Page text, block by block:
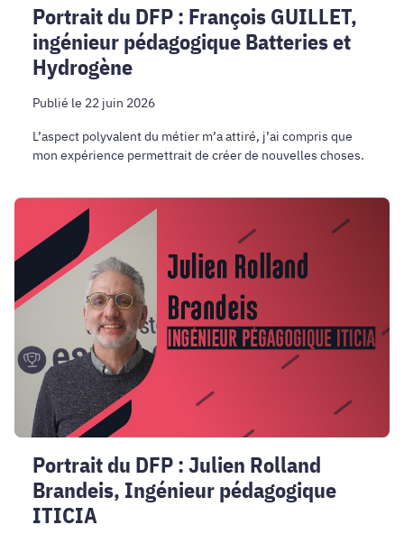
Portrait du DFP : François GUILLET,
ingénieur pédagogique Batteries et
Hydrogène
Publié le 22 juin 2026
L’aspect polyvalent du métier m’a attiré, j’ai compris que
mon expérience permettrait de créer de nouvelles choses.
Portrait
DFP
Julien
Rolland
Ingénieur
pédagogique
ITICIA
Portrait du DFP : Julien Rolland
Brandeis, Ingénieur pédagogique
ITICIA